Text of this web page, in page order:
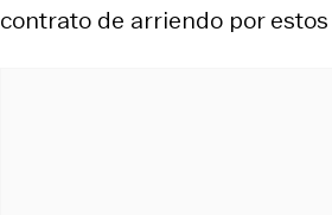
contrato de arriendo por